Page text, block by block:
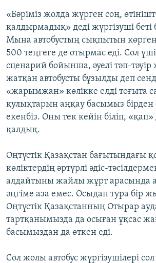
«Бәріміз жолда жүрген соң,
қалдырмадық» деді жүргізуші беті
Мына автобустың сықпытын
500 теңгеге де отырмас еді. Сол
сценарий бойынша, әуелі тәп-тәуір
жатқан автобусты бұзылды деп
«жарымжан» көлікке елді тоғыта
қулықтарын аңқау басымыз бірден
екенбіз. Оны тек кейін біліп,
қалдық.
Оңтүстік Қазақстан бағытындағы
көліктердің әртүрлі әдіс-
алдайтыны жайлы жұрт арасында
әңгіме аза емес. Осыдан тура бір
Оңтүстік Қазақстанның Отырар
тартқанымызда да осыған ұқсас
басымыздан да өткен еді.
Сол жолы автобус жүргізушілері